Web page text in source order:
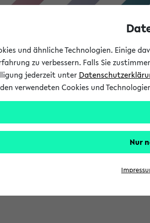
Studium
auf eine eKVV Funktion zugreifen,
und ähnliche Technologien. Einige
zu verbessern. Falls Sie
jederzeit unter
verwendeten Cookies und
Nur